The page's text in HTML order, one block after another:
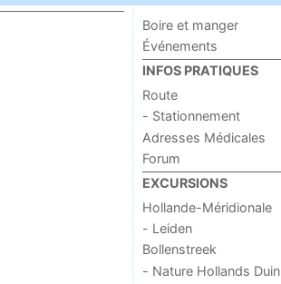
Boire et manger
Événements
INFOS PRATIQUES
Route
- Stationnement
Adresses Médicales
Forum
EXCURSIONS
Hollande-Méridionale
- Leiden
Bollenstreek
- Nature Hollands Duin